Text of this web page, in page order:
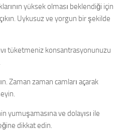
yüksek olması beklendiği için
Uykusuz ve yorgun bir şekilde
tüketmeniz konsantrasyonunuzu
Zaman zaman camları açarak
ve dolayısı ile
dikkat edin.